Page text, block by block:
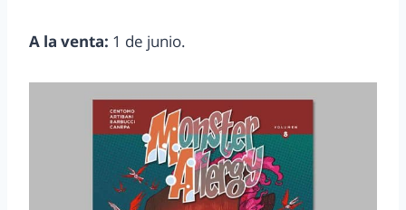
A la venta: 1 de junio.